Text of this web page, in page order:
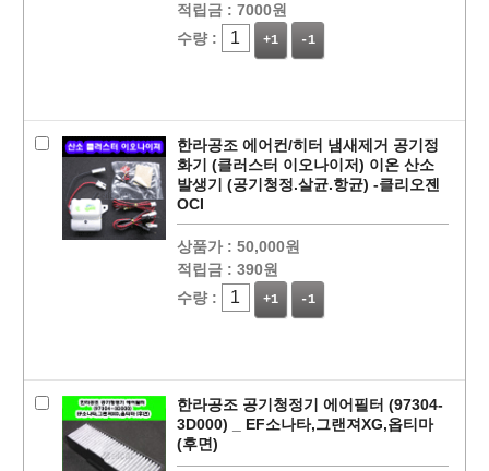
PAYCO 바로
적립금 : 7000원
수량 :
+1 -1
한라공조 에어컨/히터 냄새제거 공기정
화기 (클러스터 이오나이저) 이온 산소
발생기 (공기청정.살균.항균) -클리오젠
OCI
상품가 : 50,000원
적립금 : 390원
수량 :
+1 -1
한라공조 공기청정기 에어필터 (97304-
3D000) _ EF소나타,그랜져XG,옵티마
(후면)